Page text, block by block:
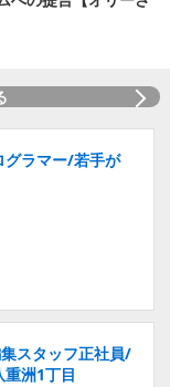
ラマー/若手が
スタッフ正社員/
洲1丁目